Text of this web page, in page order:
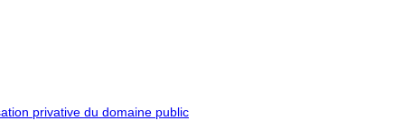
privative du domaine public